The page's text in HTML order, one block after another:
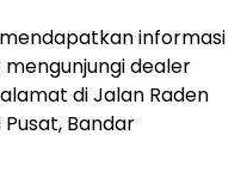
informasi
dealer
di Jalan Raden
Bandar